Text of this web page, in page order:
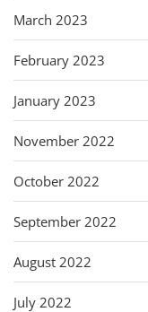
March 2023
February 2023
January 2023
November 2022
October 2022
September 2022
August 2022
July 2022